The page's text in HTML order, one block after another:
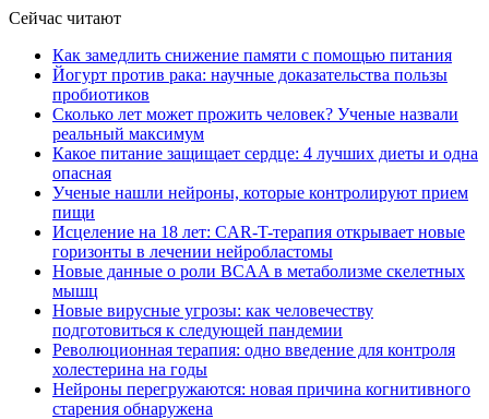
Сейчас читают
Как замедлить снижение памяти с помощью питания
Йогурт против рака: научные доказательства пользы
пробиотиков
Сколько лет может прожить человек? Ученые назвали
реальный максимум
Какое питание защищает сердце: 4 лучших диеты и одна
опасная
Ученые нашли нейроны, которые контролируют прием
пищи
Исцеление на 18 лет: CAR-T-терапия открывает новые
горизонты в лечении нейробластомы
Новые данные о роли BCAA в метаболизме скелетных
мышц
Новые вирусные угрозы: как человечеству
подготовиться к следующей пандемии
Революционная терапия: одно введение для контроля
холестерина на годы
Нейроны перегружаются: новая причина когнитивного
старения обнаружена